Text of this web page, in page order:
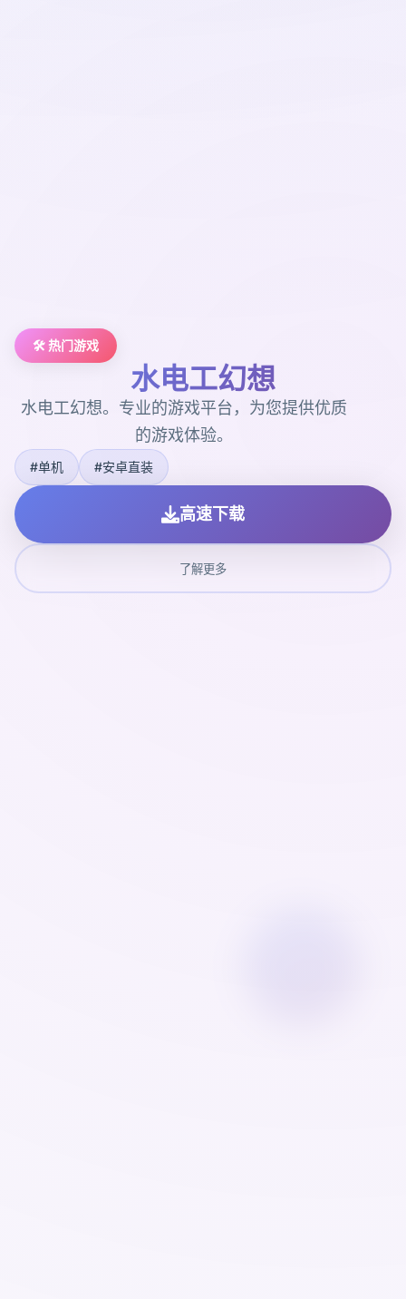
🛠️ 热门游戏
水电工幻想
水电工幻想。专业的游戏平台，为您提供优质
的游戏体验。
#单机 #安卓直装
高速下载
了解更多